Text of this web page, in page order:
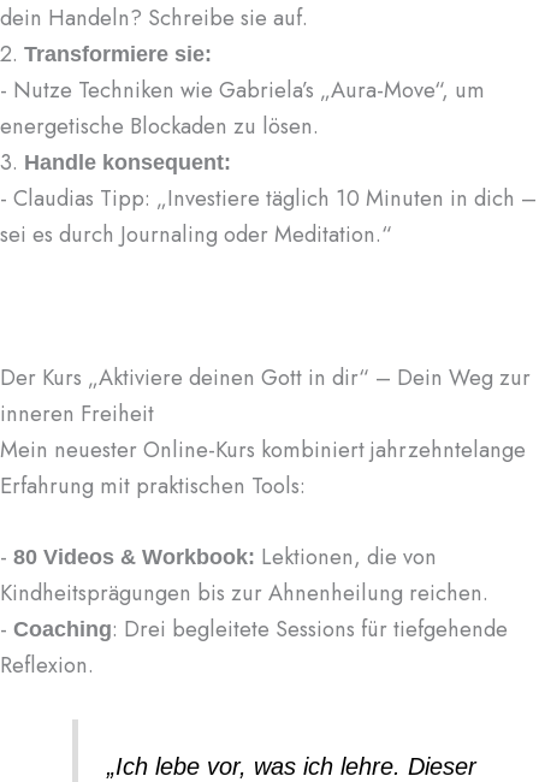
dein Handeln? Schreibe sie auf.
2. Transformiere sie:
- Nutze Techniken wie Gabriela’s „Aura-Move“, um
energetische Blockaden zu lösen.
3. Handle konsequent:
- Claudias Tipp: „Investiere täglich 10 Minuten in dich –
sei es durch Journaling oder Meditation.“
Der Kurs „Aktiviere deinen Gott in dir“ – Dein Weg zur
inneren Freiheit
Mein neuester Online-Kurs kombiniert jahrzehntelange
Erfahrung mit praktischen Tools:
- 80 Videos & Workbook: Lektionen, die von
Kindheitsprägungen bis zur Ahnenheilung reichen.
- Coaching: Drei begleitete Sessions für tiefgehende
Reflexion.
„Ich lebe vor, was ich lehre. Dieser